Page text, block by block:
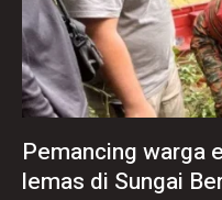
Pemancing warga
lemas di Sungai